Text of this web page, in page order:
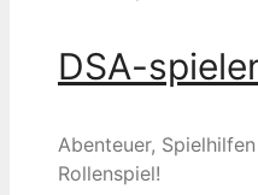
DSA-
Abenteuer,
Rollenspiel!